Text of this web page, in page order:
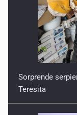
Sorprende
Teresita